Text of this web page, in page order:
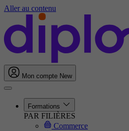
Aller au contenu
Mon compte New
Formations
PAR FILIÈRES
Commerce